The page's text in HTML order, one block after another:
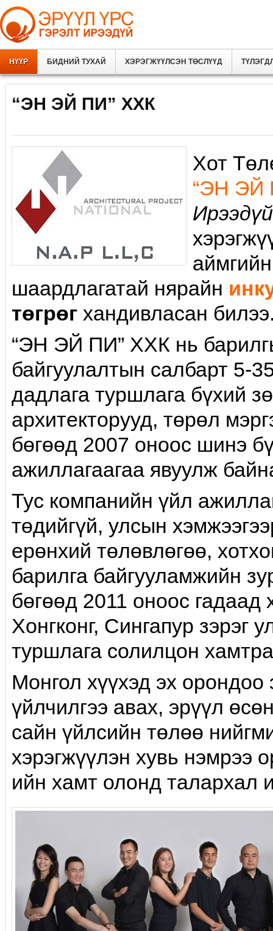
НҮҮР БИДНИЙ ТУХАЙ ХЭРЭГЖҮҮЛСЭН ТӨСЛҮҮД
“ЭН ЭЙ ПИ” ХХК
Хот
“ЭН ЭЙ
Ирээдүй
шаардлагатай нярайн
төгрөг хандивласан
“ЭН ЭЙ ПИ” ХХК нь
байгуулалтын салбарт 5-
дадлага туршлага бүхий
архитекторууд, төрөл
бөгөөд 2007 оноос шинэ
ажиллагаагаа явуулж
Тус компанийн үйл
төдийгүй, улсын
ерөнхий төлөвлөгөө,
барилга байгууламжийн
бөгөөд 2011 оноос
Хонгконг, Сингапур зэрэг
туршлага солилцон
Монгол хүүхэд эх
үйлчилгээ авах, эрүүл
сайн үйлсийн төлөө
хэрэгжүүлэн хувь
ийн хамт олонд талархал